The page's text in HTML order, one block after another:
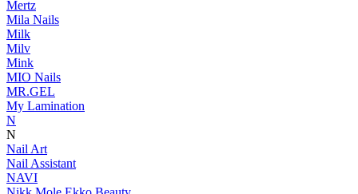
Mertz
Mila Nails
Milk
Milv
Mink
MIO Nails
MR.GEL
My Lamination
N
N
Nail Art
Nail Assistant
NAVI